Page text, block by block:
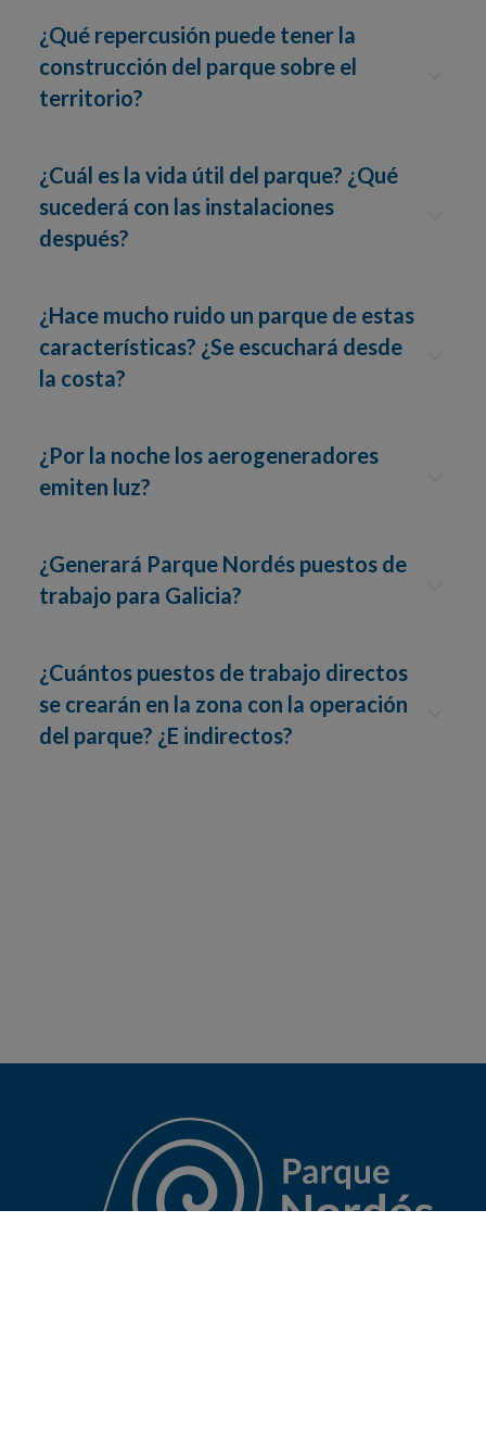
¿Qué repercusión puede tener la
construcción del parque sobre el
territorio?
¿Cuál es la vida útil del parque? ¿Qué
sucederá con las instalaciones
después?
¿Hace mucho ruido un parque de estas
características? ¿Se escuchará desde
la costa?
¿Por la noche los aerogeneradores
emiten luz?
¿Generará Parque Nordés puestos de
trabajo para Galicia?
¿Cuántos puestos de trabajo directos
se crearán en la zona con la operación
del parque? ¿E indirectos?